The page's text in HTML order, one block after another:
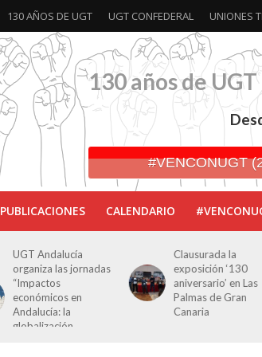
130 AÑOS DE UGT UGT CONFEDERAL UNIONES
130 años de UGT
#VENCONUGT
PUBLICACIONES CALENDARIO
Clausurada la
exposición ‘130
aniversario’ en Las
Palmas de Gran
Canaria
Rivas acoge la
exposición
de Luchas y
Conquistas’